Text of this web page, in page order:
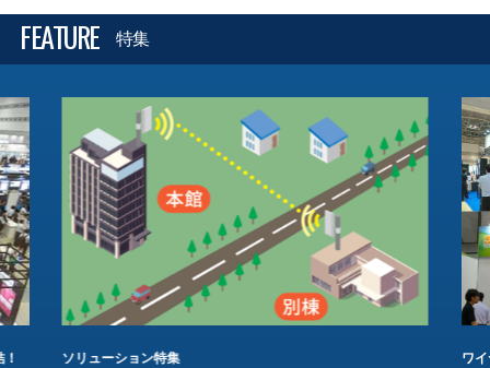
FEATURE 特集
ソリューション特集 ワ